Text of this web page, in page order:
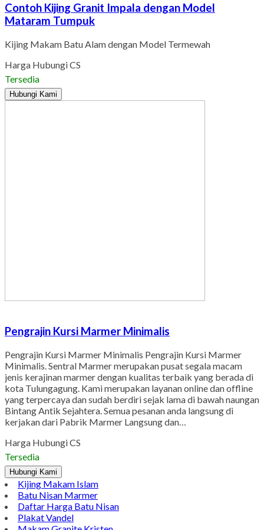
Contoh Kijing Granit Impala dengan Model
Mataram Tumpuk
Kijing Makam Batu Alam dengan Model Termewah
Harga Hubungi CS
Tersedia
Hubungi Kami
Pengrajin Kursi Marmer Minimalis
Pengrajin Kursi Marmer Minimalis Pengrajin Kursi Marmer
Minimalis. Sentral Marmer merupakan pusat segala macam
jenis kerajinan marmer dengan kualitas terbaik yang berada di
kota Tulungagung. Kami merupakan layanan online dan offline
yang terpercaya dan sudah berdiri sejak lama di bawah naungan
Bintang Antik Sejahtera. Semua pesanan anda langsung di
kerjakan dari Pabrik Marmer Langsung dan…
Harga Hubungi CS
Tersedia
Hubungi Kami
Kijing Makam Islam
Batu Nisan Marmer
Daftar Harga Batu Nisan
Plakat Vandel